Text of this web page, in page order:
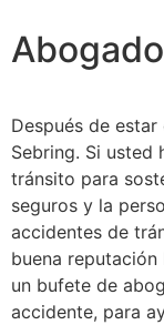
Después de
Sebring. Si
tránsito para
seguros y la
accidentes de
buena
un bufete de
accidente, para